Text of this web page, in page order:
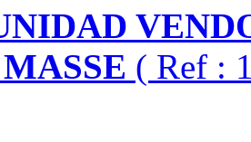
( Ref :